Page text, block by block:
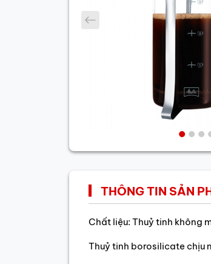
prev
THÔNG TIN SẢN
Chất liệu: Thuỷ tinh không
Thuỷ tinh borosilicate chịu